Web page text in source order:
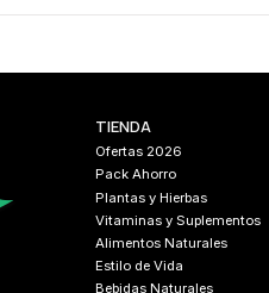
TIENDA
Ofertas 2026
Pack Ahorro
Plantas y Hierbas
Vitaminas y Suplementos
Alimentos Naturales
Estilo de Vida
Bebidas Naturales